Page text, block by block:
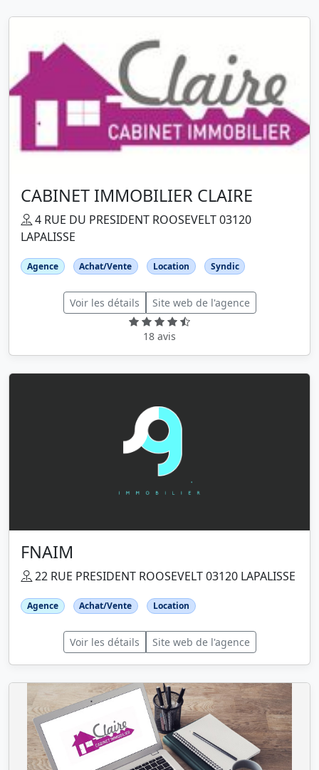
CABINET IMMOBILIER CLAIRE
4 RUE DU PRESIDENT ROOSEVELT 03120
LAPALISSE
Agence Achat/Vente Location Syndic
Voir les détails Site web de l'agence
18 avis
FNAIM
22 RUE PRESIDENT ROOSEVELT 03120 LAPALISSE
Agence Achat/Vente Location
Voir les détails Site web de l'agence